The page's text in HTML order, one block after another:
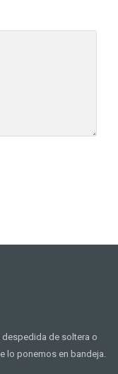
de soltera o
lo ponemos en bandeja.